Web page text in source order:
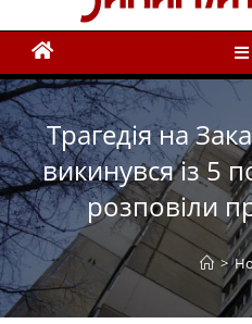
Трагедія на
викинувся із 5
розповіли
>